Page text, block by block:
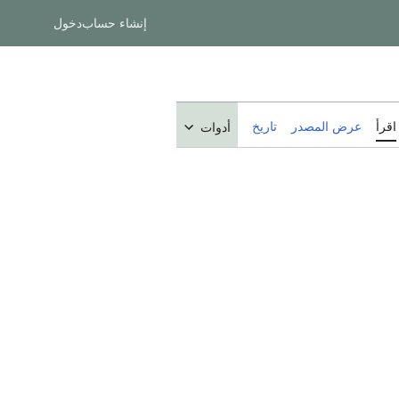
إنشاء حسابدخول
اقرأ عرض المصدر تاريخ أدوات